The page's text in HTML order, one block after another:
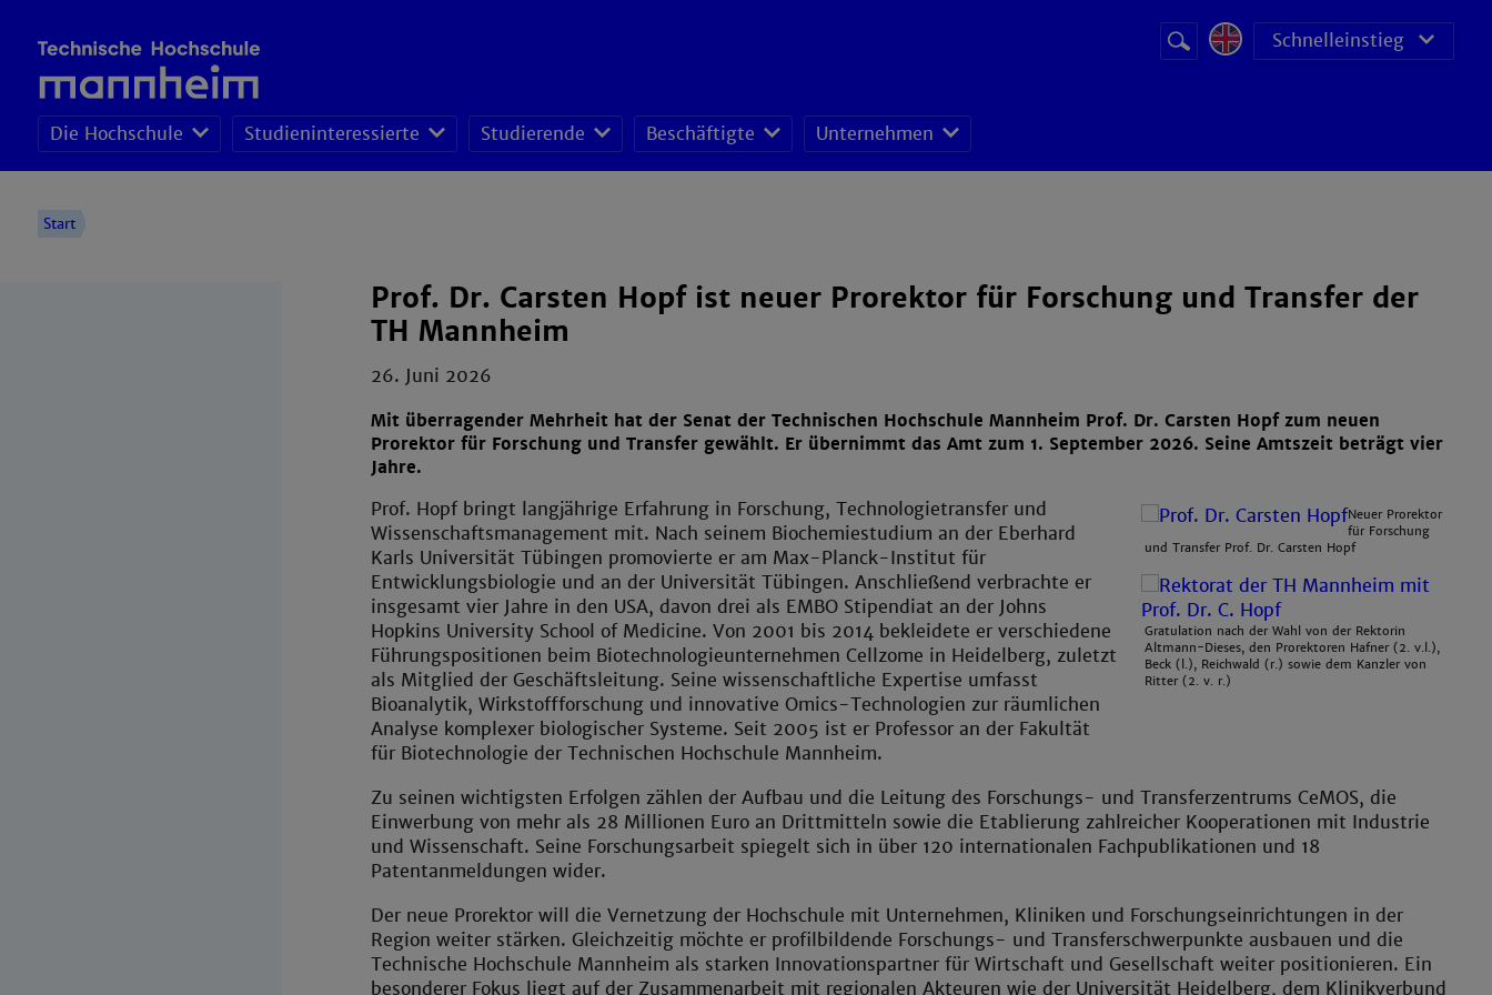
Suchbegriff
Suche
starten
Schnelleinstieg
Die Hochschule Studieninteressierte Studierende Beschäftigte Unternehmen
Start
Prof. Dr. Carsten Hopf ist neuer Prorektor für Forschung und Transfer der
TH Mannheim
26. Juni 2026
Mit überragender Mehrheit hat der Senat der Technischen Hochschule Mannheim Prof. Dr. Carsten Hopf zum neuen
Prorektor für Forschung und Transfer gewählt. Er übernimmt das Amt zum 1. September 2026. Seine Amtszeit beträgt vier
Jahre.
Neuer Prorektor
für Forschung
und Transfer Prof. Dr. Carsten Hopf
Gratulation nach der Wahl von der Rektorin
Altmann-Dieses, den Prorektoren Hafner (2. v.l.),
Beck (l.), Reichwald (r.) sowie dem Kanzler von
Ritter (2. v. r.)
Prof. Hopf bringt langjährige Erfahrung in Forschung, Technologietransfer und
Wissenschaftsmanagement mit. Nach seinem Biochemiestudium an der Eberhard
Karls Universität Tübingen promovierte er am Max-Planck-Institut für
Entwicklungsbiologie und an der Universität Tübingen. Anschließend verbrachte er
insgesamt vier Jahre in den USA, davon drei als EMBO Stipendiat an der Johns
Hopkins University School of Medicine. Von 2001 bis 2014 bekleidete er verschiedene
Führungspositionen beim Biotechnologieunternehmen Cellzome in Heidelberg, zuletzt
als Mitglied der Geschäftsleitung. Seine wissenschaftliche Expertise umfasst
Bioanalytik, Wirkstoffforschung und innovative Omics-Technologien zur räumlichen
Analyse komplexer biologischer Systeme. Seit 2005 ist er Professor an der Fakultät
für Biotechnologie der Technischen Hochschule Mannheim.
Zu seinen wichtigsten Erfolgen zählen der Aufbau und die Leitung des Forschungs- und Transferzentrums CeMOS, die
Einwerbung von mehr als 28 Millionen Euro an Drittmitteln sowie die Etablierung zahlreicher Kooperationen mit Industrie
und Wissenschaft. Seine Forschungsarbeit spiegelt sich in über 120 internationalen Fachpublikationen und 18
Patentanmeldungen wider.
Der neue Prorektor will die Vernetzung der Hochschule mit Unternehmen, Kliniken und Forschungseinrichtungen in der
Region weiter stärken. Gleichzeitig möchte er profilbildende Forschungs- und Transferschwerpunkte ausbauen und die
Technische Hochschule Mannheim als starken Innovationspartner für Wirtschaft und Gesellschaft weiter positionieren. Ein
besonderer Fokus liegt auf der Zusammenarbeit mit regionalen Akteuren wie der Universität Heidelberg, dem Klinikverbund